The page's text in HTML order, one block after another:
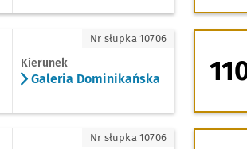
Dominikańska
Kierunek
Galeria Dominikańska
Nr słupka 10706 110 -
Autobusowy
Nr słupka 10706 128 -